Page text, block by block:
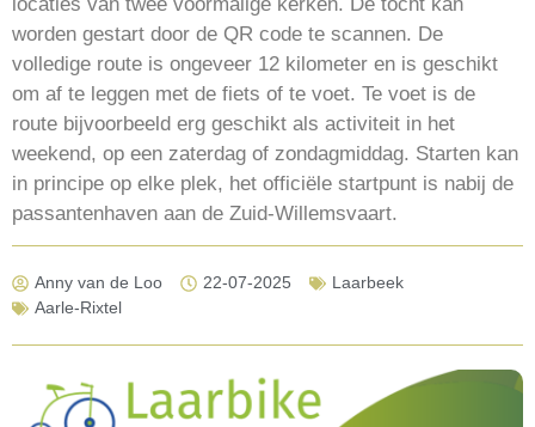
worden gestart door de QR code te scannen. De
volledige route is ongeveer 12 kilometer en is geschikt
om af te leggen met de fiets of te voet. Te voet is de
route bijvoorbeeld erg geschikt als activiteit in het
weekend, op een zaterdag of zondagmiddag. Starten kan
in principe op elke plek, het officiële startpunt is nabij de
passantenhaven aan de Zuid-Willemsvaart.
Anny van de Loo 22-07-2025
Laarbeek
Aarle-Rixtel